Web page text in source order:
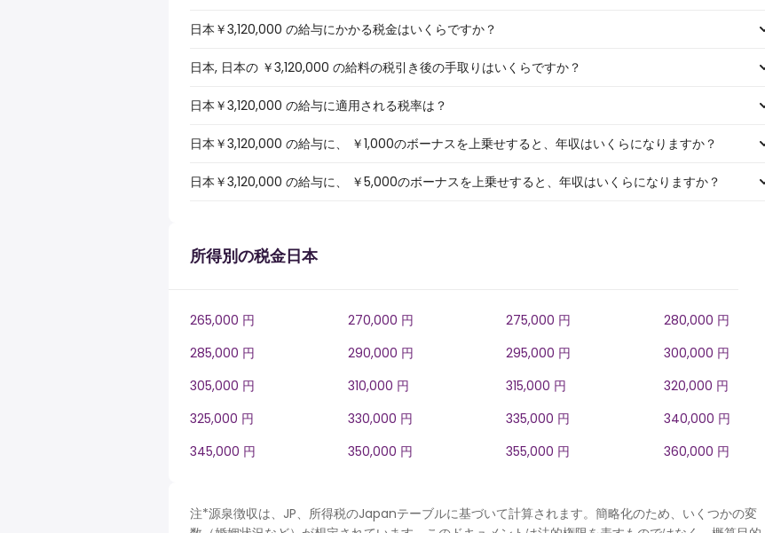
日本￥3,120,000 の給与にかかる税金はいくらですか？
日本, 日本の ￥3,120,000 の給料の税引き後の手取りはいくらですか？
日本￥3,120,000 の給与に適用される税率は？
日本￥3,120,000 の給与に、 ￥1,000のボーナスを上乗せすると、年収はいくらになりますか？
日本￥3,120,000 の給与に、 ￥5,000のボーナスを上乗せすると、年収はいくらになりますか？
所得別の税金日本
265,000 円 270,000 円 275,000 円
280,000 円
285,000 円
290,000 円 295,000 円
300,000 円
305,000 円
310,000 円 315,000 円
320,000 円
325,000 円
330,000 円 335,000 円
340,000 円
345,000 円
350,000 円 355,000 円 360,000 円
注*源泉徴収は、JP、所得税のJapanテーブルに基づいて計算されます。簡略化のため、いくつかの変